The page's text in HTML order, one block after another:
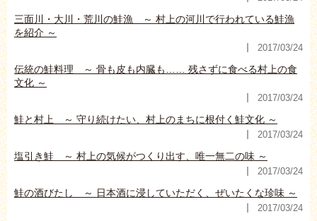
三面川・大川・荒川の鮭漁 ～ 村上の河川で行われている鮭漁
を紹介 ～
2017/03/24
伝統の鮭料理 ～ 骨も皮も内臓も…… 残さずに食べる村上の食
文化 ～
2017/03/24
鮭と村上 ～ 守り続けたい、村上のまちに根付く鮭文化 ～
2017/03/24
塩引き鮭 ～ 村上の気候がつくり出す、唯一無二の味 ～
2017/03/24
鮭の酒びたし ～ 日本酒に浸していただく、ぜいたくな珍味 ～
2017/03/24